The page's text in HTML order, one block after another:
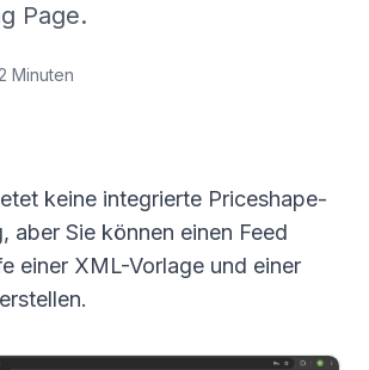
Page.
Minuten
keine integrierte Priceshape-
aber Sie können einen Feed
einer XML-Vorlage und einer